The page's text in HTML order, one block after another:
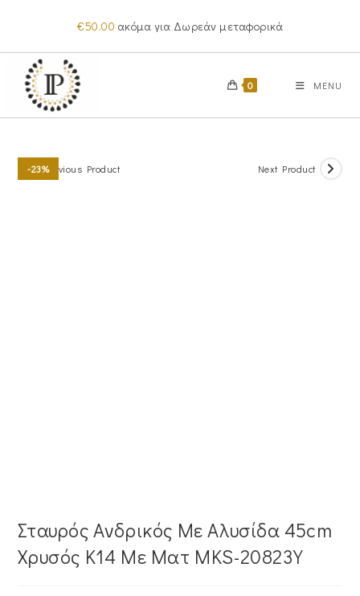
content
€50.00 ακόμα για Δωρεάν μεταφορικά
0 MENU
-23%Previous Product Next Product
Σταυρός Ανδρικός Με Αλυσίδα 45cm
Χρυσός Κ14 Με Ματ MKS-20823Y